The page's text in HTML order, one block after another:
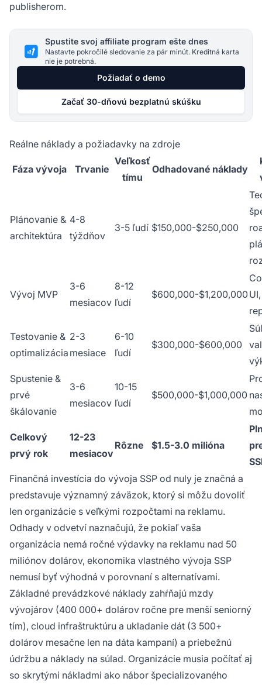
publisherom.
Spustite svoj affiliate program ešte dnes
Nastavte pokročilé sledovanie za pár minút. Kreditná karta
nie je potrebná.
Požiadať o demo
Začať 30-dňovú bezplatnú skúšku
Reálne náklady a požiadavky na zdroje
Fáza vývoja Trvanie
Veľkosť
tímu
Odhadované náklady
Plánovanie &
architektúra
4-8
týždňov
3-5 ľudí $150,000-$250,000
Vývoj MVP
3-6
mesiacov
8-12
ľudí
$600,000-$1,200,000
Testovanie &
optimalizácia
2-3
mesiace
6-10
ľudí
$300,000-$600,000
Spustenie &
prvé
škálovanie
3-6
mesiacov
10-15
ľudí
$500,000-$1,000,000
Celkový
prvý rok
12-23
mesiacov
Rôzne $1.5-3.0 milióna
Finančná investícia do vývoja SSP od nuly je značná a
predstavuje významný záväzok, ktorý si môžu dovoliť
len organizácie s veľkými rozpočtami na reklamu.
Odhady v odvetví naznačujú, že pokiaľ vaša
organizácia nemá ročné výdavky na reklamu nad 50
miliónov dolárov, ekonomika vlastného vývoja SSP
nemusí byť výhodná v porovnaní s alternatívami.
Základné prevádzkové náklady zahŕňajú mzdy
vývojárov (400 000+ dolárov ročne pre menší seniorný
tím), cloud infraštruktúru a ukladanie dát (3 500+
dolárov mesačne len na dáta kampaní) a priebežnú
údržbu a náklady na súlad. Organizácie musia počítať aj
so skrytými nákladmi ako nábor špecializovaného